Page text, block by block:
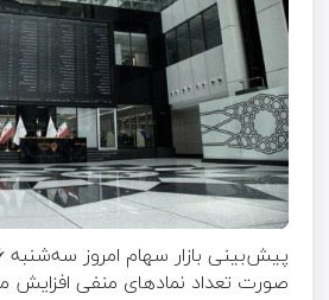
صورت تعداد نماد‌های منفی افزایش